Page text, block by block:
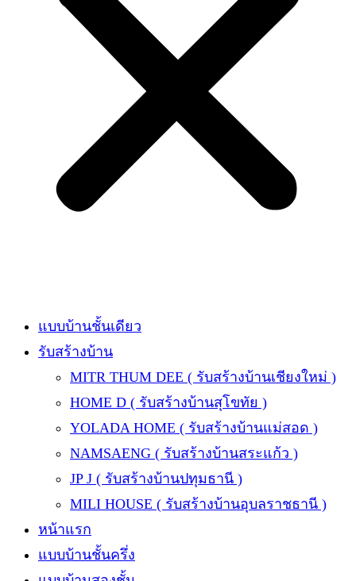
แบบบ้านชั้นเดียว
รับสร้างบ้าน
MITR THUM DEE ( รับสร้างบ้านเชียงใหม่ )
HOME D ( รับสร้างบ้านสุโขทัย )
YOLADA HOME ( รับสร้างบ้านแม่สอด )
NAMSAENG ( รับสร้างบ้านสระแก้ว )
JP J ( รับสร้างบ้านปทุมธานี )
MILI HOUSE ( รับสร้างบ้านอุบลราชธานี )
หน้าแรก
แบบบ้านชั้นครึ่ง